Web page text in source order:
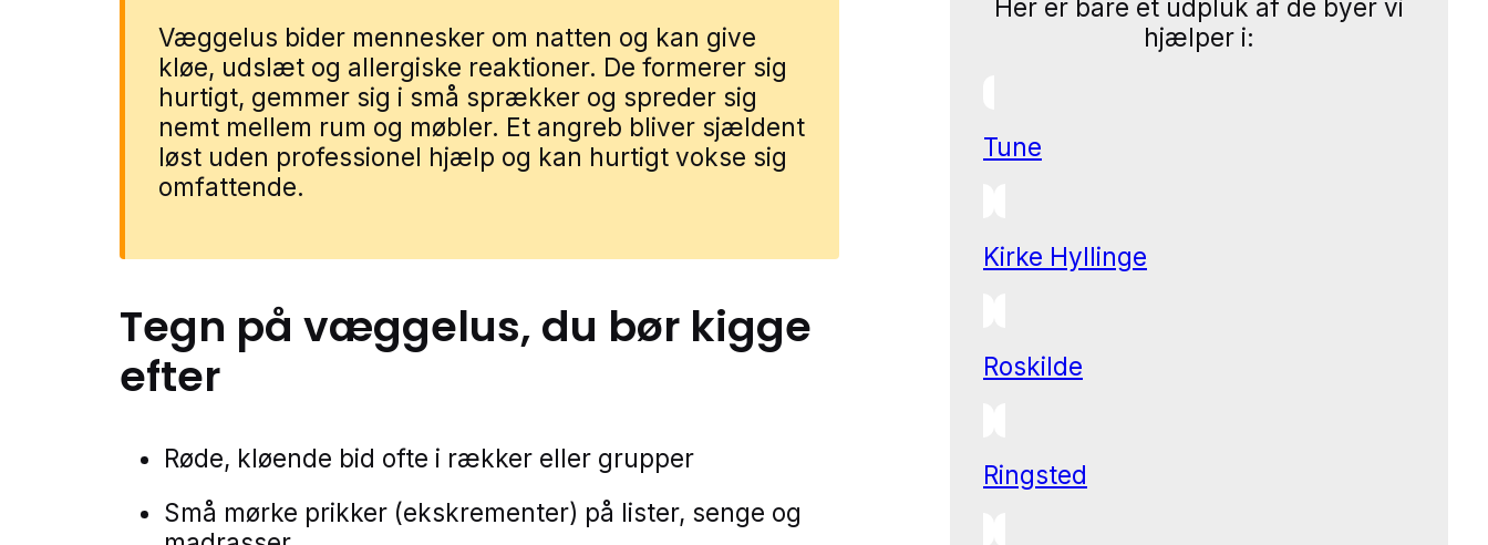
Væggelus bider mennesker om natten og kan give
kløe, udslæt og allergiske reaktioner. De formerer sig
hurtigt, gemmer sig i små sprækker og spreder sig
nemt mellem rum og møbler. Et angreb bliver sjældent
løst uden professionel hjælp og kan hurtigt vokse sig
omfattende.
Tegn på væggelus, du bør kigge
efter
Røde, kløende bid ofte i rækker eller grupper
Små mørke prikker (ekskrementer) på lister, senge og
Her er bare et udpluk af de byer vi
hjælper i:
Tune
Kirke Hyllinge
Roskilde
Ringsted